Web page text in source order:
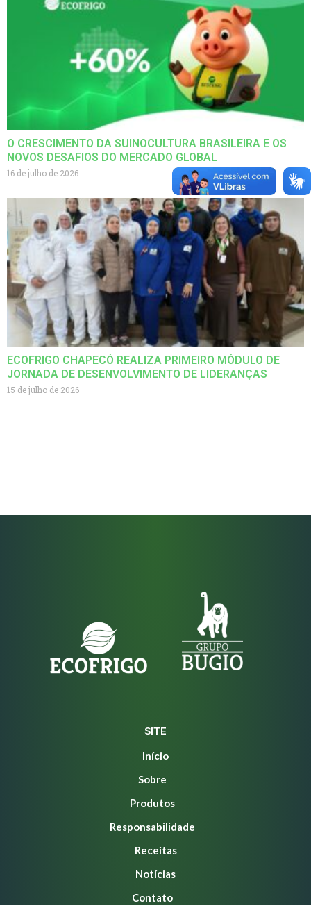
O CRESCIMENTO DA SUINOCULTURA BRASILEIRA E OS
NOVOS DESAFIOS DO MERCADO GLOBAL
16 de julho de 2026
ECOFRIGO CHAPECÓ REALIZA PRIMEIRO MÓDULO DE
JORNADA DE DESENVOLVIMENTO DE LIDERANÇAS
15 de julho de 2026
SITE
Início
Sobre
Produtos
Responsabilidade
Receitas
Notícias
Contato